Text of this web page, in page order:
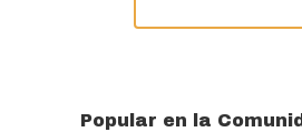
Popular en la